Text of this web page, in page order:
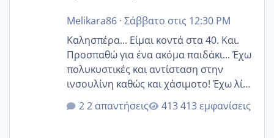
Melikara86· Σάββατο στις 12:30 PM
Καλησπέρα... Είμαι κοντά στα 40. Και.
Προσπαθώ για ένα ακόμα παιδάκι... Έχω
πολυκυστικές και αντίσταση στην
ινσουλίνη καθώς και χάσιμοτο! Έχω λίγα
κιλά παραπάνω και όσο κ αν προσπαθώ
δεν χάνω εύκολα! Προσπαθώ για ακόμη
2 απαντήσεις 413 εμφανίσεις